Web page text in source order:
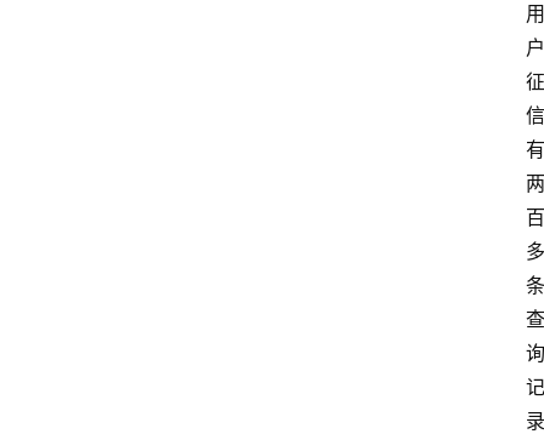
用
户
征
信
有
两
百
多
条
查
询
记
录